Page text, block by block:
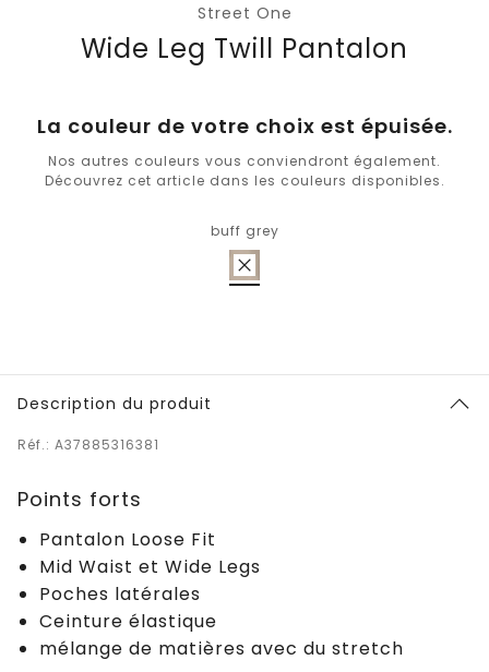
Street One
Wide Leg Twill Pantalon
La couleur de votre choix est épuisée.
Nos autres couleurs vous conviendront également.
Découvrez cet article dans les couleurs disponibles.
buff grey
Description du produit
Réf.: A37885316381
Points forts
Pantalon Loose Fit
Mid Waist et Wide Legs
Poches latérales
Ceinture élastique
mélange de matières avec du stretch